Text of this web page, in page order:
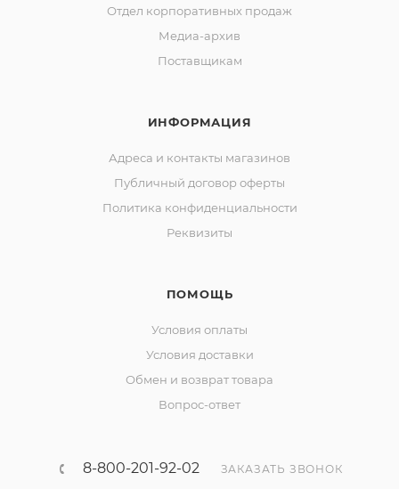
Отдел корпоративных продаж
Медиа-архив
Поставщикам
ИНФОРМАЦИЯ
Адреса и контакты магазинов
Публичный договор оферты
Политика конфиденциальности
Реквизиты
ПОМОЩЬ
Условия оплаты
Условия доставки
Обмен и возврат товара
Вопрос-ответ
8-800-201-92-02 ЗАКАЗАТЬ ЗВОНОК